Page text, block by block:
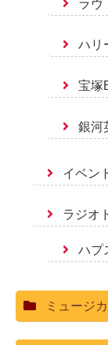
ラヴ
ハリ
宝塚
銀河
イベン
ラジオ
ハプ
ミュージ